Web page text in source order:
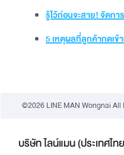
รู้ไว้ก่อนจะสาย! จัดกา
5 เหตุผลที่ลูกค้ากดเข้
©2026 LINE MAN Wongnai All
บริษัท ไลน์แมน (ประเทศไ